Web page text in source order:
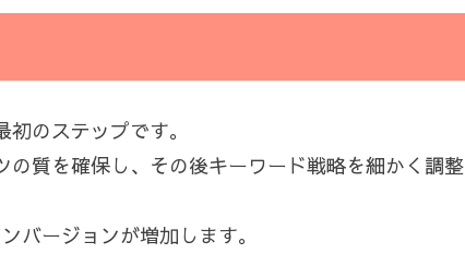
のステップです。
質を確保し、その後キーワード戦略を細かく調
バージョンが増加します。